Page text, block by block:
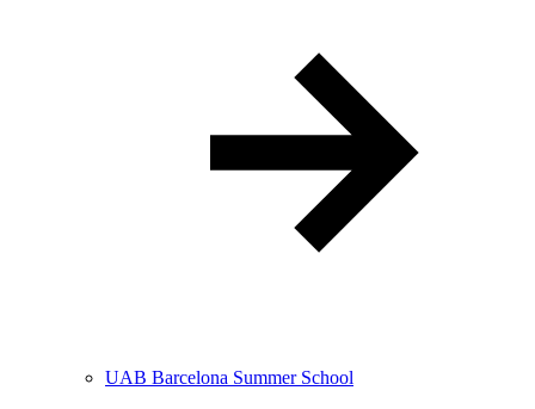
UAB Barcelona Summer School